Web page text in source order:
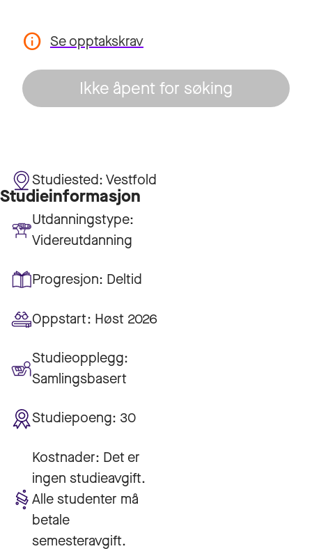
Se opptakskrav
Ikke åpent for søking
Studieinformasjon
Studiested:Vestfold
Utdanningstype:
Videreutdanning
Progresjon: Deltid
Oppstart: Høst 2026
Studieopplegg:
Samlingsbasert
Studiepoeng: 30
Kostnader: Det er
ingen studieavgift.
Alle studenter må
betale
semesteravgift.